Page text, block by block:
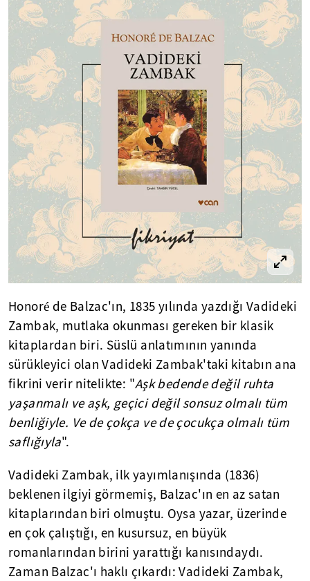
Honoré de Balzac'ın, 1835 yılında yazdığı Vadideki
Zambak, mutlaka okunması gereken bir klasik
kitaplardan biri. Süslü anlatımının yanında
sürükleyici olan Vadideki Zambak'taki kitabın ana
fikrini verir nitelikte: "Aşk bedende değil ruhta
yaşanmalı ve aşk, geçici değil sonsuz olmalı tüm
benliğiyle. Ve de çokça ve de çocukça olmalı tüm
saflığıyla".
Vadideki Zambak, ilk yayımlanışında (1836)
beklenen ilgiyi görmemiş, Balzac'ın en az satan
kitaplarından biri olmuştu. Oysa yazar, üzerinde
en çok çalıştığı, en kusursuz, en büyük
romanlarından birini yarattığı kanısındaydı.
Zaman Balzac'ı haklı çıkardı: Vadideki Zambak,